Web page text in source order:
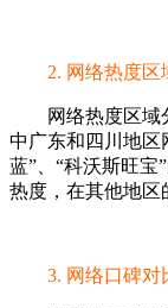
2. 网络热度区
网络热度区域分
中广东和四川地区
蓝”、“科沃斯旺宝
热度，在其他地区
3. 网络口碑对